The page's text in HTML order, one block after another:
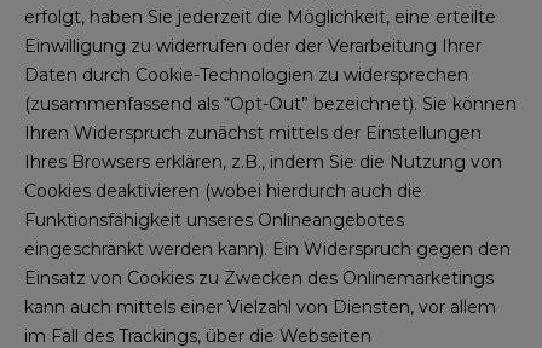
erfolgt, haben Sie jederzeit die Möglichkeit, eine erteilte
Einwilligung zu widerrufen oder der Verarbeitung Ihrer
Daten durch Cookie-Technologien zu widersprechen
(zusammenfassend als “Opt-Out” bezeichnet). Sie können
Ihren Widerspruch zunächst mittels der Einstellungen
Ihres Browsers erklären, z.B., indem Sie die Nutzung von
Cookies deaktivieren (wobei hierdurch auch die
Funktionsfähigkeit unseres Onlineangebotes
eingeschränkt werden kann). Ein Widerspruch gegen den
Einsatz von Cookies zu Zwecken des Onlinemarketings
kann auch mittels einer Vielzahl von Diensten, vor allem
im Fall des Trackings, über die Webseiten